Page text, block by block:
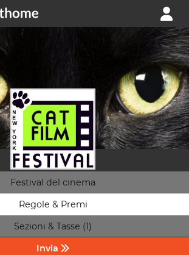
Festival del cinema
Regole & Premi
Sezioni & Tasse (1)
Invia